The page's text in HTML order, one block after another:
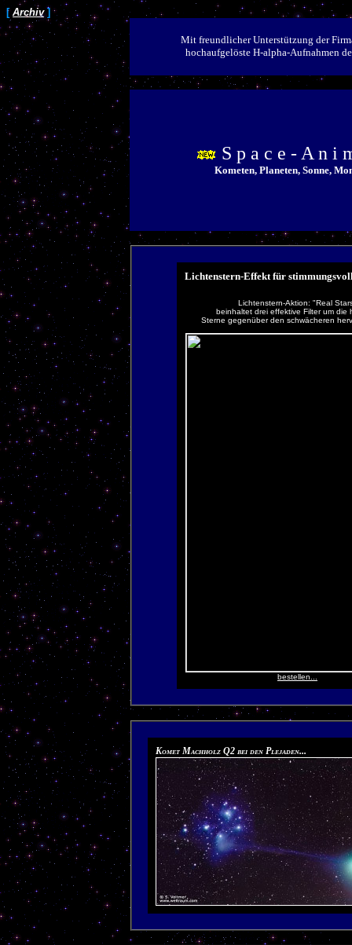
[ Archiv ]
Mit freundlicher Unterstützung der
hochaufgelöste H-alpha-Aufnahmen
S p a c e - A n i
Kometen, Planeten, Sonne,
Lichtenstern-Effekt für
Lichtenstern-Aktion: "Real
beinhaltet drei effektive Filter um die
Sterne gegenüber den schwächeren
bestellen...
Komet Machholz Q2 bei den Plejaden...